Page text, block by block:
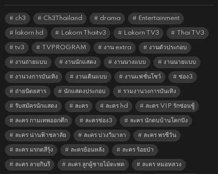
ch3 Ch3Thailand drama Entertainment
lakorn hd Lakorn Thaitv3 Lakorn TV3 Thai TV3
tv3 TVPROGRAM งาน extra งานตัวประกอบ
งานถ่ายแบบ งานนักแสดง งานนางแบบ งานนายแบบ
งานวงการบันเทิง งานเดินแบบ งานแฟชั่นโชว์ ช่อง3
ถ่ายนิตยสาร นักแสดงประกอบ รวมงานวงการบันเทิง
รับสมัครนักแสดง ละคร ละคร hd ละคร VIP รักซ่อนชู้
ละคร กามเทพออกศึก ละครช่อง3 ละคร นักตบบ้านโคกปัง
ละคร น่านฟ้าชลาลัย ละคร บ่วงวิมาลา ละคร พรชีวัน
ละคร มรกตสีรุ้ง ละครย้อนหลัง ละคร ร้อยป่า
ละคร ลายกินรี ละคร ลูกผู้ชายไม้ตะพด ละคร หมอหลวง